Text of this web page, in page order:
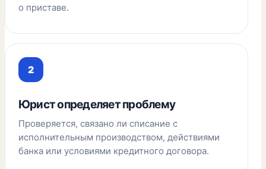
о приставе.
Юрист определяет проблему
Проверяется, связано ли списание с
исполнительным производством, действиями
банка или условиями кредитного договора.